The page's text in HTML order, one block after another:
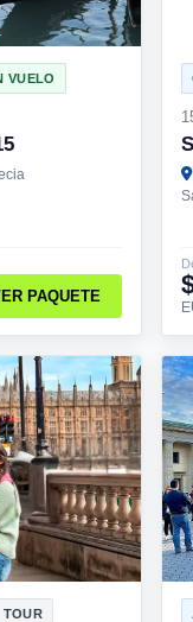
VUELO
PAQUETE
TOUR